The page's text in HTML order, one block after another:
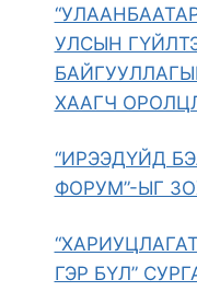
УЛСЫН
ХААГЧ
“ИРЭЭДҮЙД
ФОРУМ”-ЫГ
ГЭР БҮЛ”